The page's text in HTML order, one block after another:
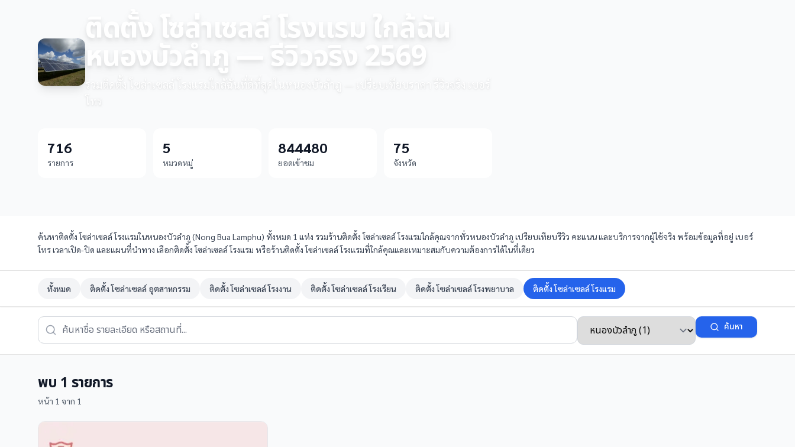
ติดตั้ง โซล่าเซลล์ โรงแรม ใกล้ฉัน
หนองบัวลำภู — รีวิวจริง 2569
รวมติดตั้ง โซล่าเซลล์ โรงแรมใกล้ฉันที่ดีที่สุดในหนองบัวลำภู — เปรียบเทียบราคา รีวิวจริง เบอร์
716
รายการ
5
หมวดหมู่
844480
ยอดเข้าชม
75
จังหวัด
ค้นหาติดตั้ง โซล่าเซลล์ โรงแรมในหนองบัวลำภู (Nong Bua Lamphu) ทั้งหมด 1 แห่ง รวมร้านติดตั้ง โซล่าเซลล์ โรงแรมใกล้คุณจากทั่วหนองบัวลำภู เปรียบเทียบรีวิว คะแนน และบริการจากผู้ใช้จริง พร้อมข้อมูลที่อยู่ เบอร์
โทร เวลาเปิด-ปิด และแผนที่นำทาง เลือกติดตั้ง โซล่าเซลล์ โรงแรม หรือร้านติดตั้ง โซล่าเซลล์ โรงแรมที่ใกล้คุณและเหมาะสมกับความต้องการได้ในที่เดียว
ทั้งหมด ติดตั้ง โซล่าเซลล์ อุตสาหกรรม ติดตั้ง โซล่าเซลล์ โรงงาน ติดตั้ง โซล่าเซลล์ โรงเรียน ติดตั้ง โซล่าเซลล์ โรงพยาบาล ติดตั้ง โซล่าเซลล์ โรงแรม
ค้นหา
พบ 1 รายการ
หน้า 1 จาก 1